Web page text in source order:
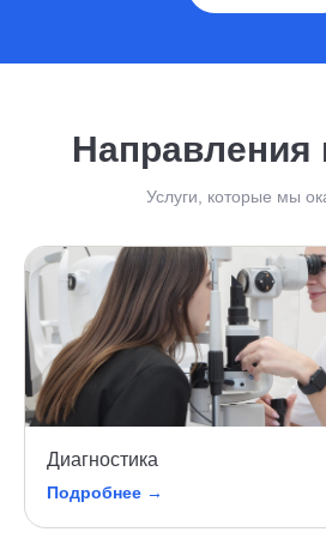
Направления
Услуги, которые мы
Диагностика
Подробнее →